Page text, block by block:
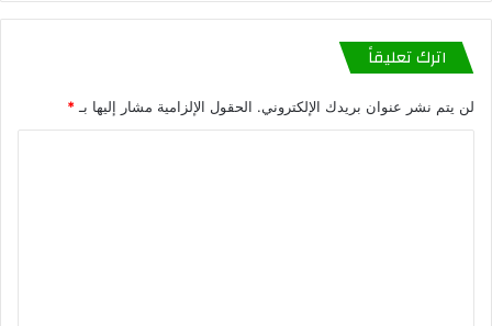
اترك تعليقاً
لن يتم نشر عنوان بريدك الإلكتروني. الحقول الإلزامية مشار إليها بـ*